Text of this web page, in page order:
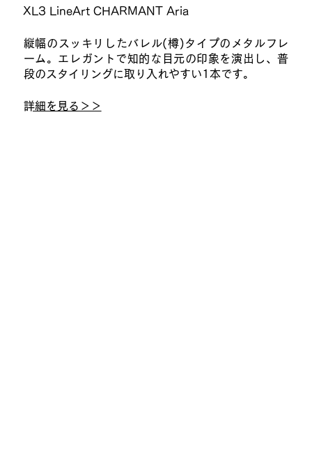
XL3 LineArt CHARMANT Aria
縦幅のスッキリしたバレル(樽)タイプのメタルフレ
ーム。エレガントで知的な目元の印象を演出し、普
段のスタイリングに取り入れやすい1本です。
​詳細を見る＞＞